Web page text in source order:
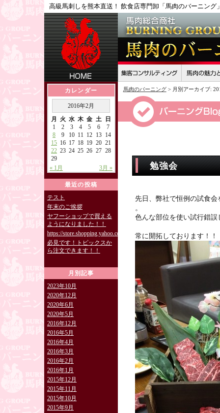
高級馬刺しを熊本直送！ 飲食店専門卸「馬肉のバーニング
カレンダー
2016年2月
月
火 水 木 金 土 日
« 1月 3月 »
1 2 3 4 5 6
7
8
9 10 11 12 13
14
15 16 17 18 19 20 21
22 23 24 25 26 27 28
29
最近の投稿
テスト
年末のご挨拶
ヤフーショップで買える
ようになりました！！
https://store.shopping.yahoo.co.jp/burning829/
必見です！トピックスか
ら注文できます！！
月別記事
2023年10月
2020年12月
2020年6月
2020年5月
2016年12月
2016年5月
2016年4月
2016年3月
2016年2月
2016年1月
2015年12月
2015年11月
2015年10月
2015年9月
馬肉のバーニング> 月別アーカイブ:
勉強会
先日、弊社で恒例の試食会
。
色んな部位を使い試行錯
常に開拓しております！！